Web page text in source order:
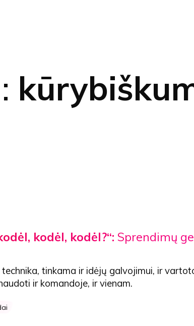
kodėl, kodėl?“: Sprendimų
technika, tinkama ir idėjų galvojimui, ir
ir komandoje, ir vienam.